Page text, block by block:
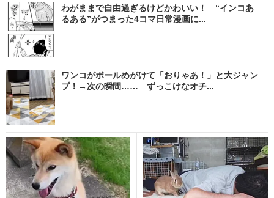
わがままで自由過ぎるけどかわいい！ “インコあ
るある”がつまった4コマ日常漫画に...
ワンコがボールめがけて「おりゃあ！」と大ジャン
プ！→次の瞬間…… ずっこけなオチ...